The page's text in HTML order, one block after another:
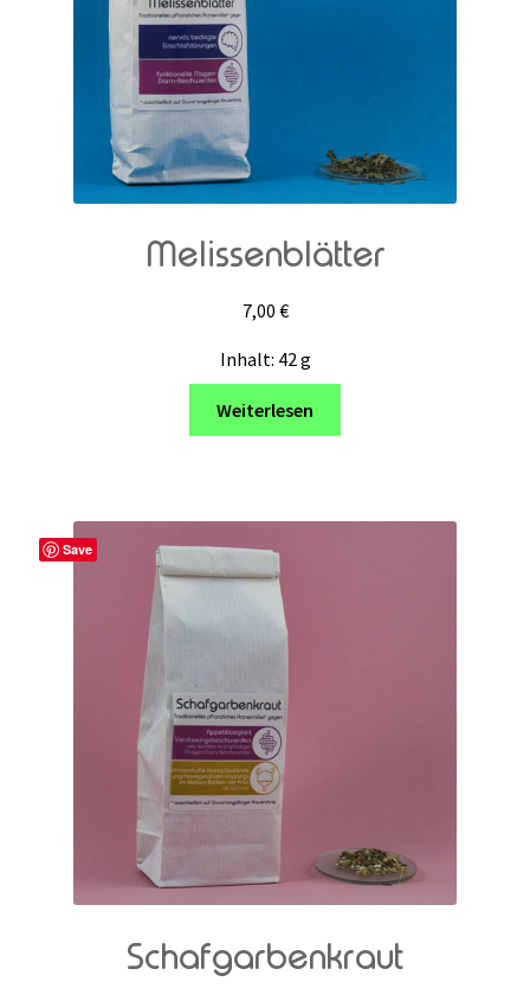
Melissenblätter
7,00 €
Inhalt: 42g
Weiterlesen
Save
Schafgarbenkraut